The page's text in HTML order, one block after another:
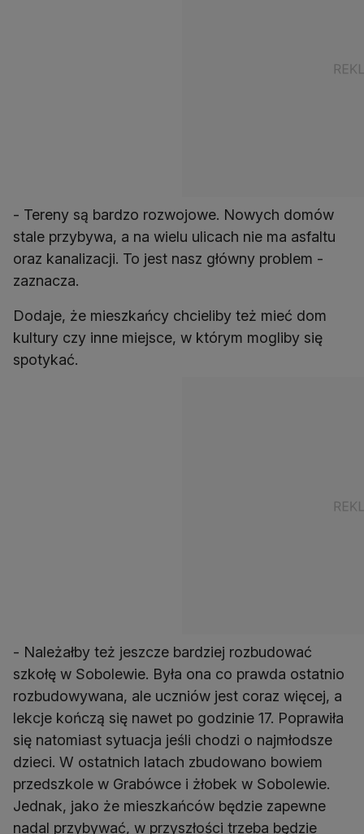
- Tereny są bardzo rozwojowe. Nowych domów
stale przybywa, a na wielu ulicach nie ma asfaltu
oraz kanalizacji. To jest nasz główny problem -
zaznacza.
Dodaje, że mieszkańcy chcieliby też mieć dom
kultury czy inne miejsce, w którym mogliby się
spotykać.
- Należałby też jeszcze bardziej rozbudować
szkołę w Sobolewie. Była ona co prawda ostatnio
rozbudowywana, ale uczniów jest coraz więcej, a
lekcje kończą się nawet po godzinie 17. Poprawiła
się natomiast sytuacja jeśli chodzi o najmłodsze
dzieci. W ostatnich latach zbudowano bowiem
przedszkole w Grabówce i żłobek w Sobolewie.
Jednak, jako że mieszkańców będzie zapewne
nadal przybywać, w przyszłości trzeba będzie